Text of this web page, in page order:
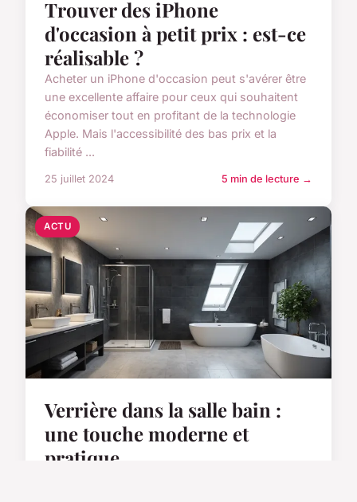
Trouver des iPhone
d'occasion à petit prix : est-ce
réalisable ?
Acheter un iPhone d'occasion peut s'avérer être
une excellente affaire pour ceux qui souhaitent
économiser tout en profitant de la technologie
Apple. Mais l'accessibilité des bas prix et la
fiabilité ...
25 juillet 2024 5 min de lecture →
ACTU
Verrière dans la salle bain :
une touche moderne et
pratique